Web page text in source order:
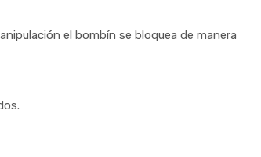
el bombín se bloquea de manera